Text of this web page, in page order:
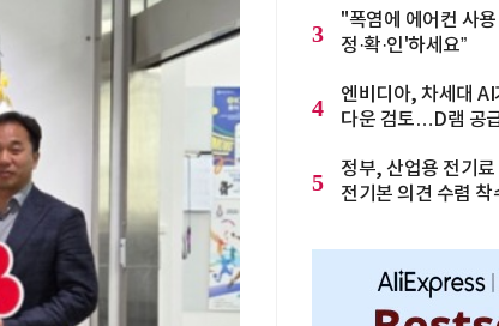
3
"폭염에 에어컨 사
정·확·인'하세요”
4
엔비디아, 차세대
다운 검토…D램 공
5
정부, 산업용 전기
전기본 의견 수렴 착